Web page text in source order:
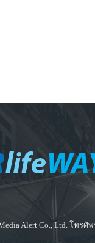
Alert Co., Ltd. โทรศัพ